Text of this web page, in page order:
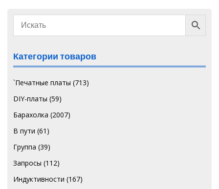
Категории товаров
`Печатные платы (713)
DIY-платы (59)
Барахолка (2007)
В пути (61)
Группа (39)
Запросы (112)
Индуктивности (167)